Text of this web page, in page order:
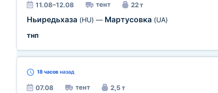
11.08–12.08 тент 22 т
Ньиредьхаза (HU) — Мартусовка (UA)
тнп
18 часов назад
07.08 тент 2,5 т